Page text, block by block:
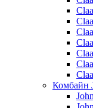
Комбайн